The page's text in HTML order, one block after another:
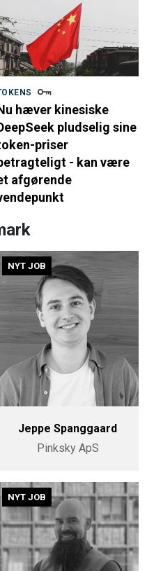
hæver kinesiske
pludselig sine
priser
- kan være
afgørende
NYT JOB
Jeppe Spanggaard
Pinksky ApS
NYT JOB